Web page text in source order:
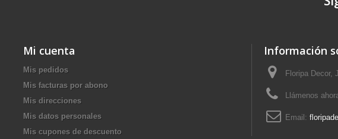
Mi cuenta
Mis pedidos
Mis facturas por abono
Mis direcciones
Mis datos personales
Mis cupones de descuento
Información
Floripa Decor,
Llámenos
Email: